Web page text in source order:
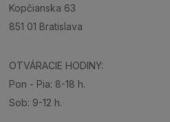
Kopčianska 63
851 01 Bratislava
OTVÁRACIE HODINY:
Pon - Pia: 8-18 h.
Sob: 9-12 h.